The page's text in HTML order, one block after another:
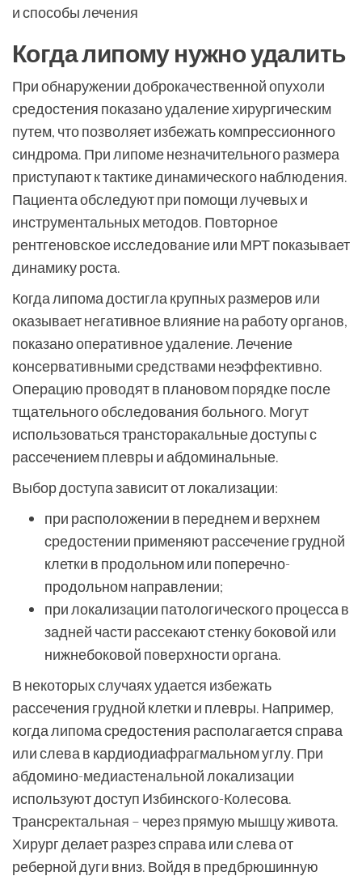
Когда липому нужно удалить
При обнаружении доброкачественной опухоли
средостения показано удаление хирургическим
путем, что позволяет избежать компрессионного
синдрома. При липоме незначительного размера
приступают к тактике динамического наблюдения.
Пациента обследуют при помощи лучевых и
инструментальных методов. Повторное
рентгеновское исследование или МРТ показывает
динамику роста.
Когда липома достигла крупных размеров или
оказывает негативное влияние на работу органов,
показано оперативное удаление. Лечение
консервативными средствами неэффективно.
Операцию проводят в плановом порядке после
тщательного обследования больного. Могут
использоваться трансторакальные доступы с
рассечением плевры и абдоминальные.
Выбор доступа зависит от локализации:
при расположении в переднем и верхнем
средостении применяют рассечение грудной
клетки в продольном или поперечно-
продольном направлении;
при локализации патологического процесса в
задней части рассекают стенку боковой или
нижнебоковой поверхности органа.
В некоторых случаях удается избежать
рассечения грудной клетки и плевры. Например,
когда липома средостения располагается справа
или слева в кардиодиафрагмальном углу. При
абдомино-медиастенальной локализации
используют доступ Избинского-Колесова.
Трансректальная – через прямую мышцу живота.
Хирург делает разрез справа или слева от
реберной дуги вниз. Войдя в предбрюшинную